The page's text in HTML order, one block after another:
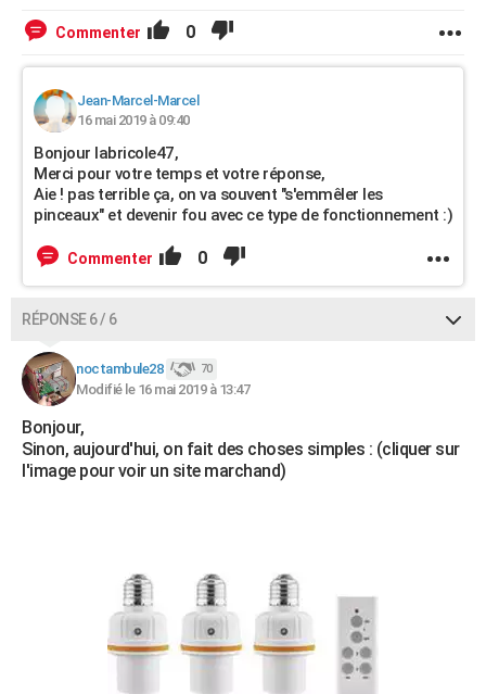
Commenter 0
Jean-Marcel-Marcel
16 mai 2019 à 09:40
Bonjour labricole47,
Merci pour votre temps et votre réponse,
Aie ! pas terrible ça, on va souvent "s'emmêler les
pinceaux" et devenir fou avec ce type de fonctionnement :)
Commenter 0
RÉPONSE 6 / 6
noctambule28 70
Modifié le 16 mai 2019 à 13:47
Bonjour,
Sinon, aujourd'hui, on fait des choses simples : (cliquer sur
l'image pour voir un site marchand)